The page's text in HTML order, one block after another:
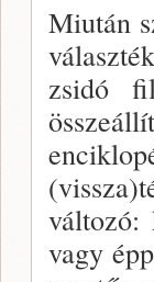
Miután
zsidó
változó:
vagy